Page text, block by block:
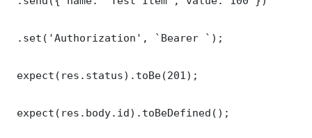
.set('Authorization', `Bearer `);
expect(res.status).toBe(201);
expect(res.body.id).toBeDefined();